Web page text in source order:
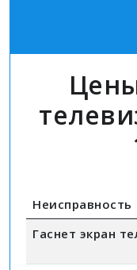
Неисправность
Гаснет экран